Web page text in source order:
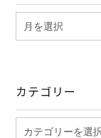
カテゴリー